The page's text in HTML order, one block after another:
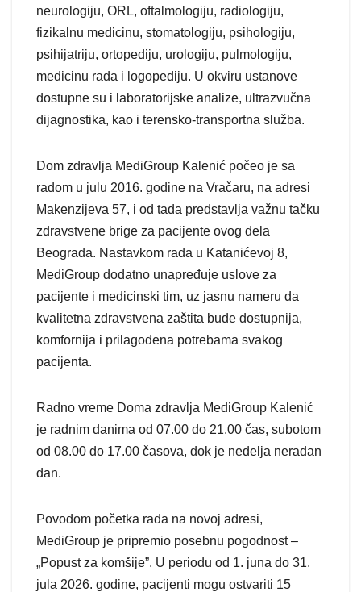
neurologiju, ORL, oftalmologiju, radiologiju,
fizikalnu medicinu, stomatologiju, psihologiju,
psihijatriju, ortopediju, urologiju, pulmologiju,
medicinu rada i logopediju. U okviru ustanove
dostupne su i laboratorijske analize, ultrazvučna
dijagnostika, kao i terensko-transportna služba.
Dom zdravlja MediGroup Kalenić počeo je sa
radom u julu 2016. godine na Vračaru, na adresi
Makenzijeva 57, i od tada predstavlja važnu tačku
zdravstvene brige za pacijente ovog dela
Beograda. Nastavkom rada u Katanićevoj 8,
MediGroup dodatno unapređuje uslove za
pacijente i medicinski tim, uz jasnu nameru da
kvalitetna zdravstvena zaštita bude dostupnija,
komfornija i prilagođena potrebama svakog
pacijenta.
Radno vreme Doma zdravlja MediGroup Kalenić
je radnim danima od 07.00 do 21.00 čas, subotom
od 08.00 do 17.00 časova, dok je nedelja neradan
dan.
Povodom početka rada na novoj adresi,
MediGroup je pripremio posebnu pogodnost –
„Popust za komšije”. U periodu od 1. juna do 31.
jula 2026. godine, pacijenti mogu ostvariti 15